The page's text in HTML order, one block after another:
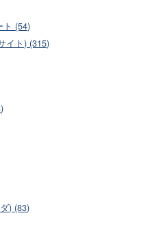
ト (54)
イト) (315)
) (83)